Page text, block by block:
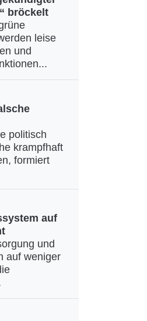
bröckelt
leise
und
politisch
krampfhaft
formiert
auf
und
auf weniger